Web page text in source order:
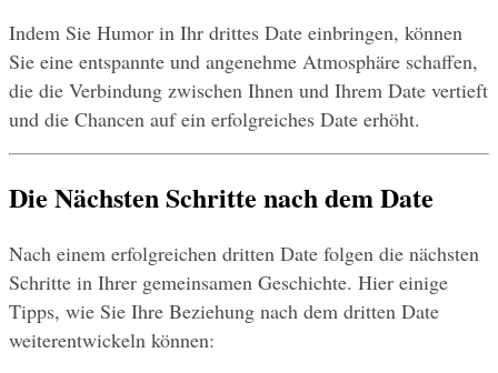
Indem Sie Humor in Ihr drittes Date einbringen, können
Sie eine entspannte und angenehme Atmosphäre schaffen,
die die Verbindung zwischen Ihnen und Ihrem Date vertieft
und die Chancen auf ein erfolgreiches Date erhöht.
Die Nächsten Schritte nach dem Date
Nach einem erfolgreichen dritten Date folgen die nächsten
Schritte in Ihrer gemeinsamen Geschichte. Hier einige
Tipps, wie Sie Ihre Beziehung nach dem dritten Date
weiterentwickeln können: